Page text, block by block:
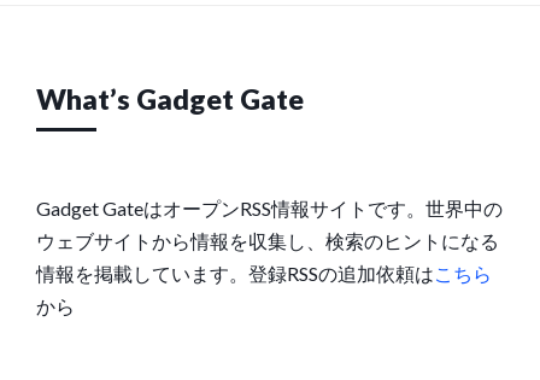
What’s Gadget Gate
Gadget GateはオープンRSS情報サイトです。世界中の
ウェブサイトから情報を収集し、検索のヒントになる
情報を掲載しています。登録RSSの追加依頼は こちら
から